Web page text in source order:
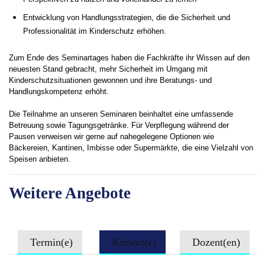
Entwicklung von Handlungsstrategien, die die Sicherheit und
Professionalität im Kinderschutz erhöhen.
Zum Ende des Seminartages haben die Fachkräfte ihr Wissen auf den
neuesten Stand gebracht, mehr Sicherheit im Umgang mit
Kinderschutzsituationen gewonnen und ihre Beratungs- und
Handlungskompetenz erhöht.
Die Teilnahme an unseren Seminaren beinhaltet eine umfassende
Betreuung sowie Tagungsgetränke. Für Verpflegung während der
Pausen verweisen wir gerne auf nahegelegene Optionen wie
Bäckereien, Kantinen, Imbisse oder Supermärkte, die eine Vielzahl von
Speisen anbieten.
Weitere Angebote
Termin(e) Kursort(e) Dozent(en)